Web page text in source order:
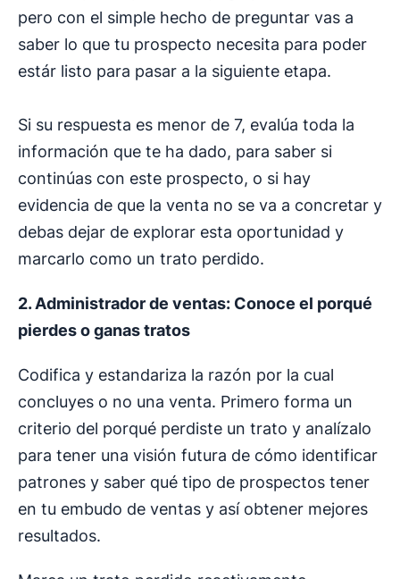
pero con el simple hecho de preguntar vas a
saber lo que tu prospecto necesita para poder
estár listo para pasar a la siguiente etapa.
Si su respuesta es menor de 7, evalúa toda la
información que te ha dado, para saber si
continúas con este prospecto, o si hay
evidencia de que la venta no se va a concretar y
debas dejar de explorar esta oportunidad y
marcarlo como un trato perdido.
2. Administrador de ventas: Conoce el porqué
pierdes o ganas tratos
Codifica y estandariza la razón por la cual
concluyes o no una venta. Primero forma un
criterio del porqué perdiste un trato y analízalo
para tener una visión futura de cómo identificar
patrones y saber qué tipo de prospectos tener
en tu embudo de ventas y así obtener mejores
resultados.